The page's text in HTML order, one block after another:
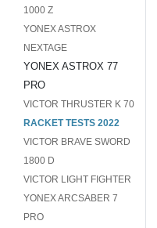
1000 Z
YONEX ASTROX
NEXTAGE
YONEX ASTROX 77
PRO
VICTOR THRUSTER K 70
RACKET TESTS 2022
VICTOR BRAVE SWORD
1800 D
VICTOR LIGHT FIGHTER
YONEX ARCSABER 7
PRO